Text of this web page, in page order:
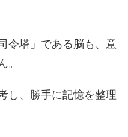
令塔」である脳も、意
。
し、勝手に記憶を整理